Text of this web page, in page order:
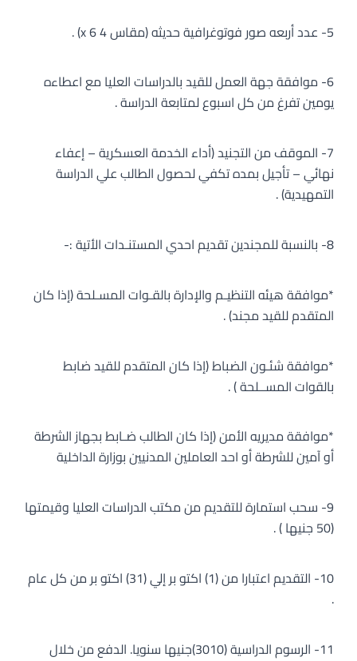
5- عدد أربعه صور فوتوغرافية حديثه (مقاس 4 x 6) .
6- موافقة جهة العمل للقيد بالدراسات العليا مع اعطاءه
يومين تفرغ من كل اسبوع لمتابعة الدراسة .
7- الموقف من التجنيد (أداء الخدمة العسكرية – إعفاء
نهائي – تأجيل بمده تكفي لحصول الطالب علي الدراسة
التمهيدية) .
8- بالنسبة للمجندين تقديم احدي المستنـدات الأتية :-
*موافقة هيئه التنظيـم والإدارة بالقـوات المسـلحة (إذا كان
المتقدم للقيد مجند) .
*موافقة شئـون الضباط (إذا كان المتقدم للقيد ضابط
بالقوات المســلحة ) .
*موافقة مديريه الأمن (إذا كان الطالب ضـابط بجهاز الشرطة
أو آمين للشرطة أو احد العاملين المدنيين بوزارة الداخلية
9- سحب استمارة للتقديم من مكتب الدراسات العليا وقيمتها
(50 جنيها ) .
10- التقديم اعتبارا من (1) اكتو بر إلي (31) اكتو بر من كل عام
.
11- الرسوم الدراسية (3010)جنيها سنويا. الدفع من خلال